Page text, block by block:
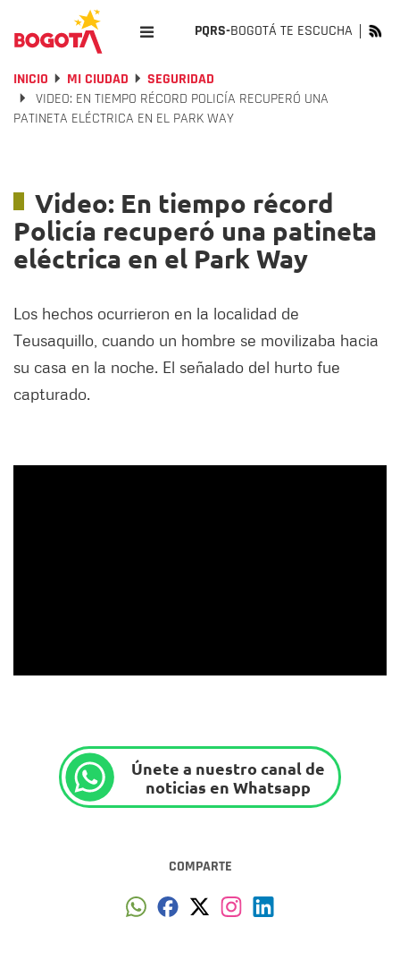
PQRS-BOGOTÁ TE ESCUCHA
INICIO MI CIUDAD
SEGURIDAD
VIDEO: EN TIEMPO RÉCORD POLICÍA RECUPERÓ UNA
PATINETA ELÉCTRICA EN EL PARK WAY
Video: En tiempo récord
Policía recuperó una patineta
eléctrica en el Park Way
Los hechos ocurrieron en la localidad de
Teusaquillo, cuando un hombre se movilizaba hacia
su casa en la noche. El señalado del hurto fue
capturado.
Únete a nuestro canal de
noticias en Whatsapp
COMPARTE